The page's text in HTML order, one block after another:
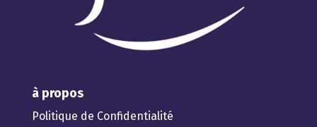
à propos
Politique de Confidentialité